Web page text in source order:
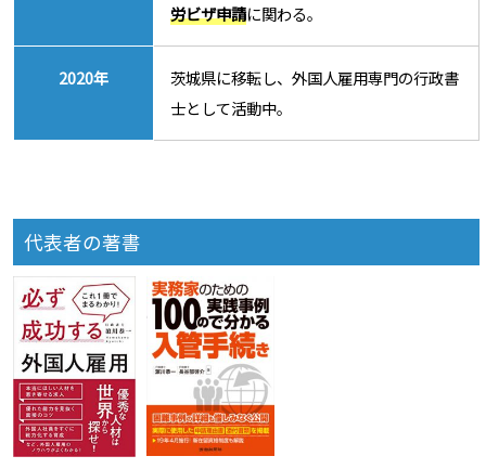
労ビザ申請に関わる。
2020年
茨城県に移転し、外国人雇用専門の行政書
士として活動中。
代表者の著書